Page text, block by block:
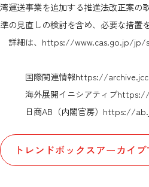
湾運送事業を追加する推進法改正案の
準の見直しの検討を含め、必要な措置
詳細は、 https://www.cas.go.jp/jp/
国際関連情報https://
海外展開イニシアティブhttps://
日商AB（内閣官房） https://
トレンドボックスアーカイ